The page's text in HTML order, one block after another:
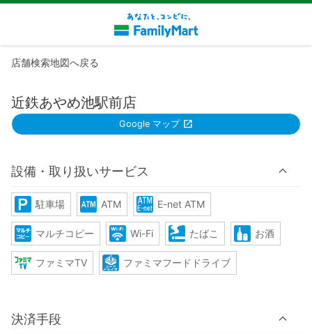
店舗検索地図へ戻る
近鉄あやめ池駅前店
Google マップ
設備・取り扱いサービス
駐車場 ATM E-net ATM
マルチコピー Wi-Fi たばこ お酒
ファミマTV ファミマフードドライブ
決済手段